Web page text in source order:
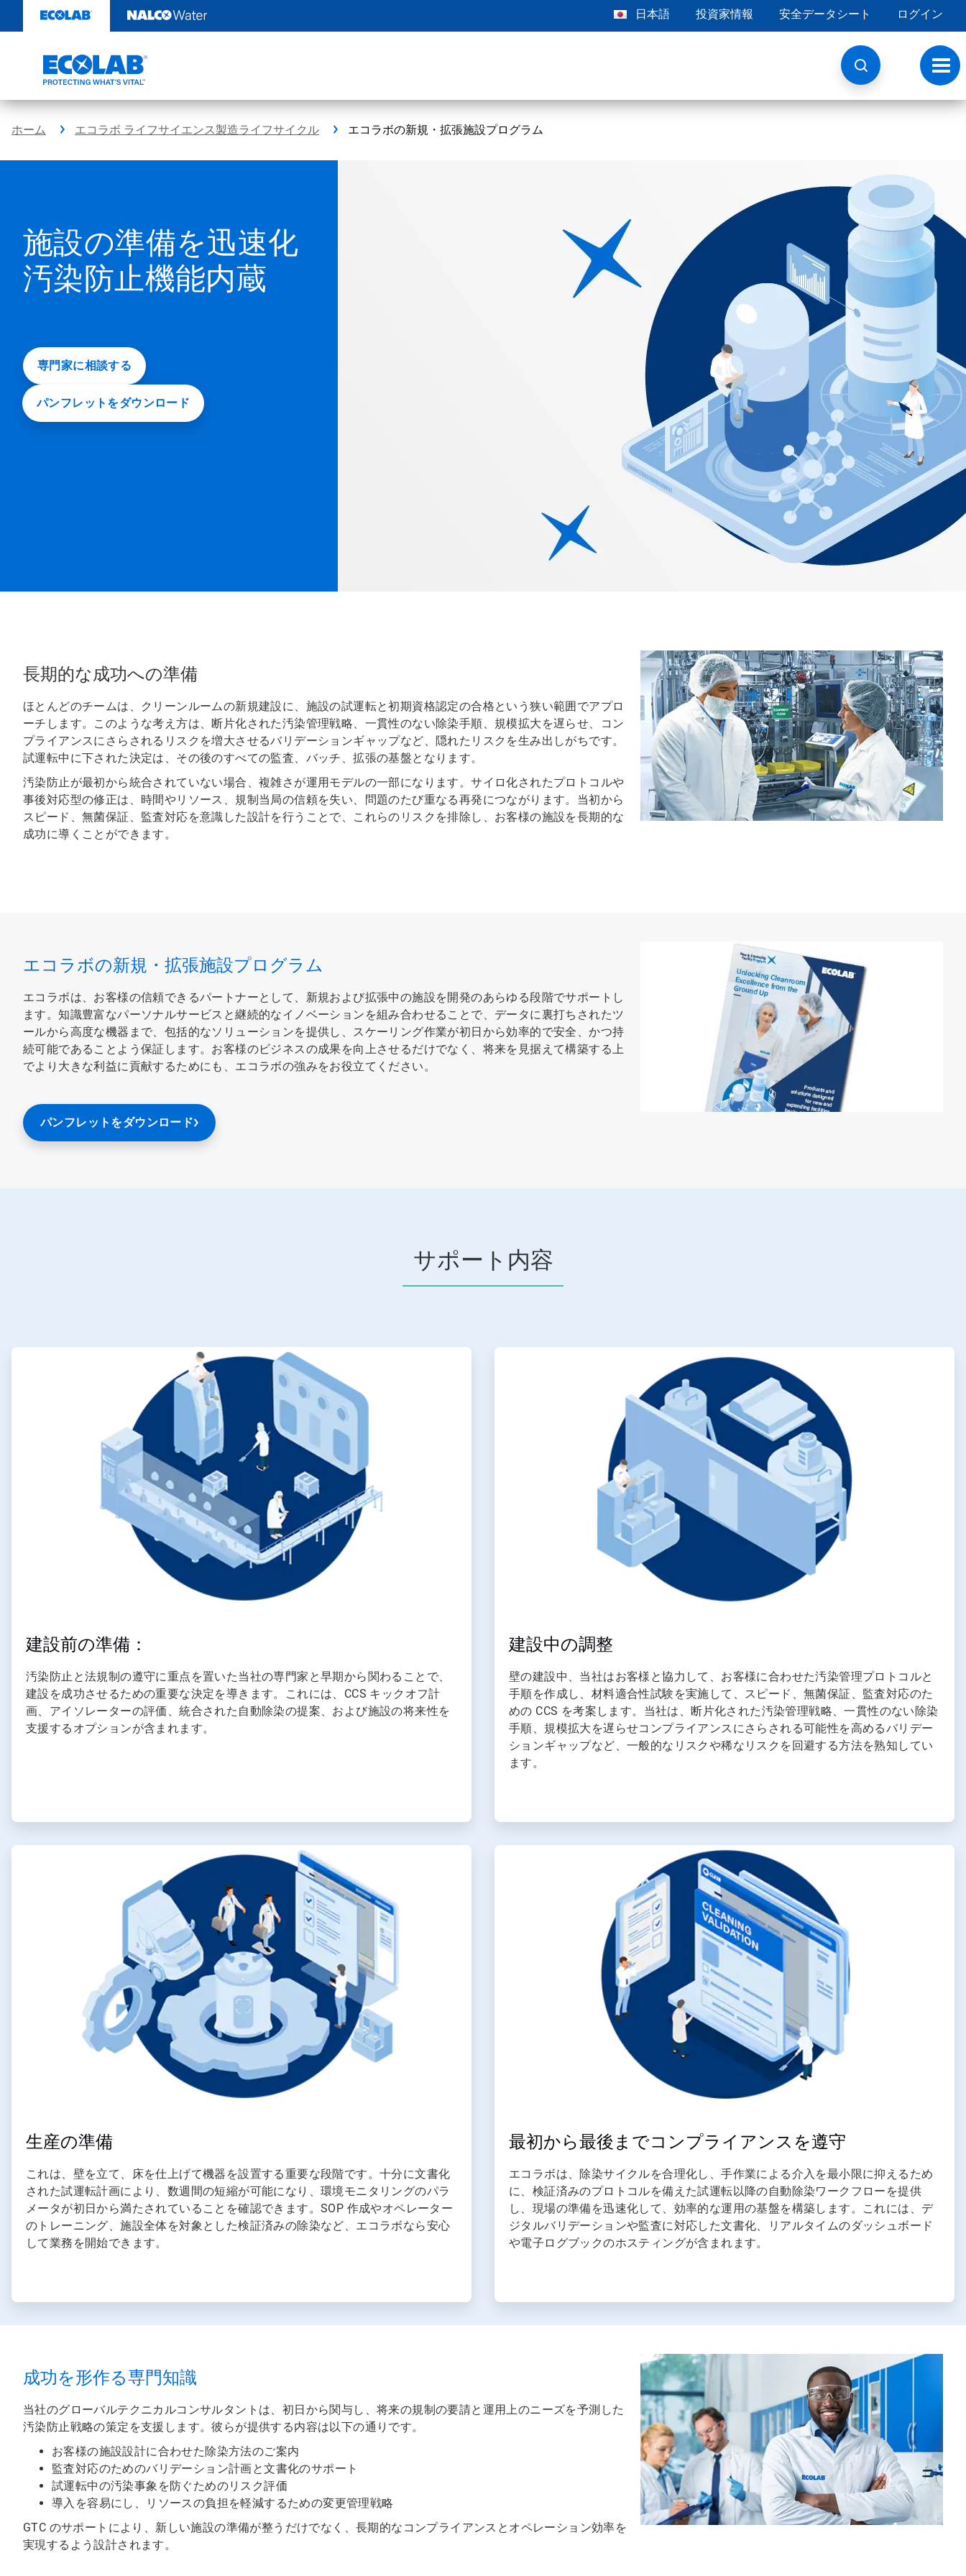
テ
る
日本語 投資家情報 安全データシート ログイン
ト
グ
ル
ナ
ホーム エコラボ ライフサイエンス製造ライフサイクル エコラボの新規・拡張施設プログラム
施設の準備を迅速化
汚染防止機能内蔵
専門家に相談する
パンフレットをダウンロード
長期的な成功への準備
ほとんどのチームは、クリーンルームの新規建設に、施設の試運転と初期資格認定の合格という狭い範囲でアプロ
ーチします。このような考え方は、断片化された汚染管理戦略、一貫性のない除染手順、規模拡大を遅らせ、コン
プライアンスにさらされるリスクを増大させるバリデーションギャップなど、隠れたリスクを生み出しがちです。
試運転中に下された決定は、その後のすべての監査、バッチ、拡張の基盤となります。
汚染防止が最初から統合されていない場合、複雑さが運用モデルの一部になります。サイロ化されたプロトコルや
事後対応型の修正は、時間やリソース、規制当局の信頼を失い、問題のたび重なる再発につながります。当初から
スピード、無菌保証、監査対応を意識した設計を行うことで、これらのリスクを排除し、お客様の施設を長期的な
成功に導くことができます。
エコラボの新規・拡張施設プログラム
エコラボは、お客様の信頼できるパートナーとして、新規および拡張中の施設を開発のあらゆる段階でサポートし
ます。知識豊富なパーソナルサービスと継続的なイノベーションを組み合わせることで、データに裏打ちされたツ
ールから高度な機器まで、包括的なソリューションを提供し、スケーリング作業が初日から効率的で安全、かつ持
続可能であることよう保証します。お客様のビジネスの成果を向上させるだけでなく、将来を見据えて構築する上
でより大きな利益に貢献するためにも、エコラボの強みをお役立てください。
パンフレットをダウンロード
サポート内容
ArticleTile
建設前の準備：
汚染防止と法規制の遵守に重点を置いた当社の専門家と早期から関わることで、
建設を成功させるための重要な決定を導きます。これには、CCS キックオフ計
画、アイソレーターの評価、統合された自動除染の提案、および施設の将来性を
支援するオプションが含まれます。
ArticleTile
建設中の調整
壁の建設中、当社はお客様と協力して、お客様に合わせた汚染管理プロトコルと
手順を作成し、材料適合性試験を実施して、スピード、無菌保証、監査対応のた
めの CCS を考案します。当社は、断片化された汚染管理戦略、一貫性のない除染
手順、規模拡大を遅らせコンプライアンスにさらされる可能性を高めるバリデー
ションギャップなど、一般的なリスクや稀なリスクを回避する方法を熟知してい
ます。
ArticleTile
生産の準備
これは、壁を立て、床を仕上げて機器を設置する重要な段階です。十分に文書化
された試運転計画により、数週間の短縮が可能になり、環境モニタリングのパラ
メータが初日から満たされていることを確認できます。SOP 作成やオペレーター
のトレーニング、施設全体を対象とした検証済みの除染など、エコラボなら安心
して業務を開始できます。
ArticleTile
最初から最後までコンプライアンスを遵守
エコラボは、除染サイクルを合理化し、手作業による介入を最小限に抑えるため
に、検証済みのプロトコルを備えた試運転以降の自動除染ワークフローを提供
し、現場の準備を迅速化して、効率的な運用の基盤を構築します。これには、デ
ジタルバリデーションや監査に対応した文書化、リアルタイムのダッシュボード
や電子ログブックのホスティングが含まれます。
成功を形作る専門知識
当社のグローバルテクニカルコンサルタントは、初日から関与し、将来の規制の要請と運用上のニーズを予測した
汚染防止戦略の策定を支援します。彼らが提供する内容は以下の通りです。
お客様の施設設計に合わせた除染方法のご案内
監査対応のためのバリデーション計画と文書化のサポート
試運転中の汚染事象を防ぐためのリスク評価
導入を容易にし、リソースの負担を軽減するための変更管理戦略
GTC のサポートにより、新しい施設の準備が整うだけでなく、長期的なコンプライアンスとオペレーション効率を
実現するよう設計されます。